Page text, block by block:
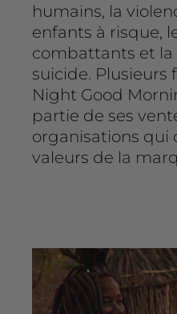
humains, la
enfants à risque,
combattants et
suicide. Plusieurs
Night Good
partie de ses
organisations qui
valeurs de la